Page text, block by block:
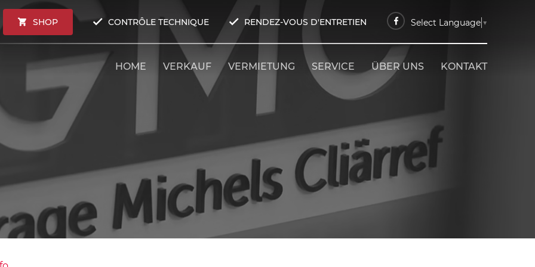
SHOP CONTRÔLE TECHNIQUE RENDEZ-VOUS D'ENTRETIEN Select Language ▼
HOME VERKAUF VERMIETUNG SERVICE ÜBER UNS KONTAKT